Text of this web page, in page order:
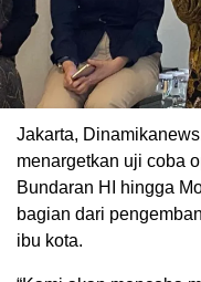
Jakarta,
menargetkan uji coba
Bundaran HI hingga
bagian dari
ibu kota.